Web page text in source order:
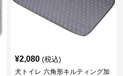
¥2,080 (税込)
犬トイレ 六角形キルティング加